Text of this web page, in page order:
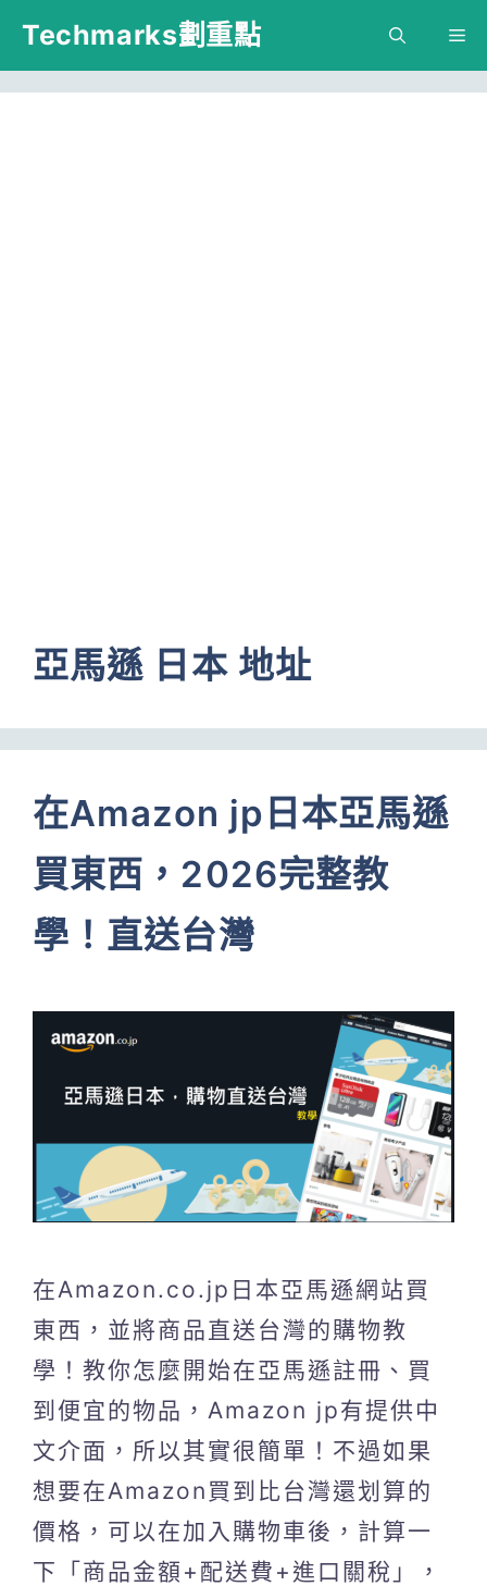
跳
主
Techmarks劃重點
亞馬遜 日本 地址
在Amazon jp日本亞馬遜
買東西，2026完整教
學！直送台灣
在Amazon.co.jp日本亞馬遜網站買
東西，並將商品直送台灣的購物教
學！教你怎麼開始在亞馬遜註冊、買
到便宜的物品，Amazon jp有提供中
文介面，所以其實很簡單！不過如果
想要在Amazon買到比台灣還划算的
價格，可以在加入購物車後，計算一
下「商品金額+配送費+進口關稅」，